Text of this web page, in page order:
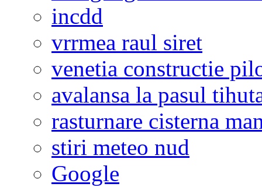
incdd
vrrmea raul siret
venetia constructie
avalansa la pasul
rasturnare cisterna
stiri meteo nud
Google